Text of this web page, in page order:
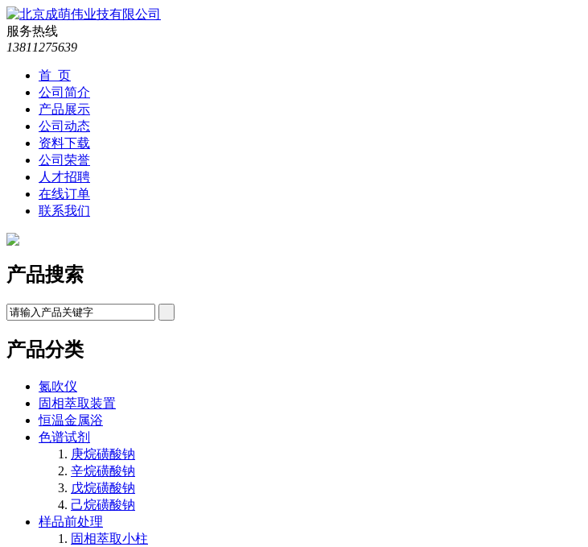
服务热线
13811275639
首 页
公司简介
产品展示
公司动态
资料下载
公司荣誉
人才招聘
在线订单
联系我们
产品搜索
产品分类
氮吹仪
固相萃取装置
恒温金属浴
色谱试剂
庚烷磺酸钠
辛烷磺酸钠
戊烷磺酸钠
己烷磺酸钠
样品前处理
固相萃取小柱